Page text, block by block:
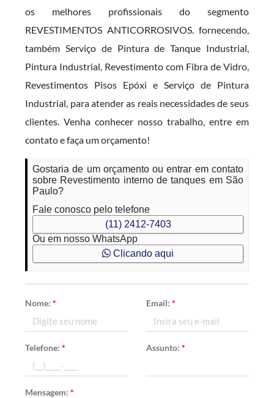
os melhores profissionais do segmento
REVESTIMENTOS ANTICORROSIVOS. fornecendo,
também Serviço de Pintura de Tanque Industrial,
Pintura Industrial, Revestimento com Fibra de Vidro,
Revestimentos Pisos Epóxi e Serviço de Pintura
Industrial, para atender as reais necessidades de seus
clientes. Venha conhecer nosso trabalho, entre em
contato e faça um orçamento!
Gostaria de um orçamento ou entrar em contato
sobre Revestimento interno de tanques em São
Paulo?
Fale conosco pelo telefone
(11) 2412-7403
Ou em nosso WhatsApp
Clicando aqui
Nome:* Email: *
Telefone:* Assunto: *
Mensagem:*